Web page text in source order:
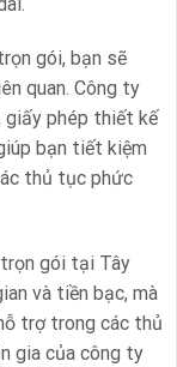
gói, bạn sẽ
quan. Công ty
giấy phép thiết kế
bạn tiết kiệm
thủ tục phức
gói tại Tây
và tiền bạc, mà
trợ trong các thủ
gia của công ty